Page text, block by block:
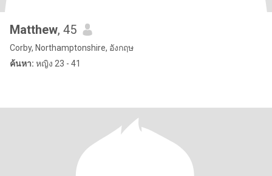
Matthew, 45
Corby, Northamptonshire, อังกฤษ
ค้นหา: หญิง 23 - 41